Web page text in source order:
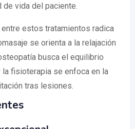
de vida del paciente.
estos tratamientos radica
se orienta a la relajación
busca el equilibrio
la fisioterapia se enfoca en la
tras lesiones.